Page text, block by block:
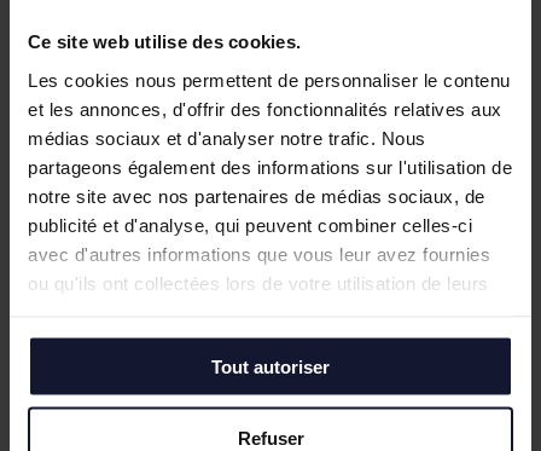
Ce site web utilise des cookies.
Les cookies nous permettent de personnaliser le contenu
et les annonces, d'offrir des fonctionnalités relatives aux
médias sociaux et d'analyser notre trafic. Nous
partageons également des informations sur l'utilisation de
notre site avec nos partenaires de médias sociaux, de
publicité et d'analyse, qui peuvent combiner celles-ci
avec d'autres informations que vous leur avez fournies
ou qu'ils ont collectées lors de votre utilisation de leurs
Tout autoriser
Refuser
TOURCOING
238 m² (divisibles)